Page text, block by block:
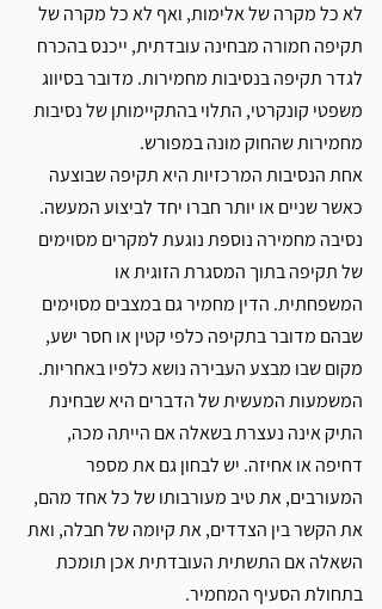
לא כל מקרה של אלימות, ואף לא כל מקרה של
תקיפה חמורה מבחינה עובדתית, ייכנס בהכרח
לגדר תקיפה בנסיבות מחמירות. מדובר בסיווג
משפטי קונקרטי, התלוי בהתקיימותן של נסיבות
מחמירות שהחוק מונה במפורש.
אחת הנסיבות המרכזיות היא תקיפה שבוצעה
כאשר שניים או יותר חברו יחד לביצוע המעשה.
נסיבה מחמירה נוספת נוגעת למקרים מסוימים
של תקיפה בתוך המסגרת הזוגית או
המשפחתית. הדין מחמיר גם במצבים מסוימים
שבהם מדובר בתקיפה כלפי קטין או חסר ישע,
מקום שבו מבצע העבירה נושא כלפיו באחריות.
המשמעות המעשית של הדברים היא שבחינת
התיק אינה נעצרת בשאלה אם הייתה מכה,
דחיפה או אחיזה. יש לבחון גם את מספר
המעורבים, את טיב מעורבותו של כל אחד מהם,
את הקשר בין הצדדים, את קיומה של חבלה, ואת
השאלה אם התשתית העובדתית אכן תומכת
בתחולת הסעיף המחמיר.